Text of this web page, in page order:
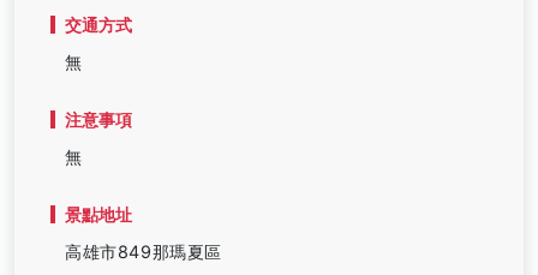
交通方式
無
注意事項
無
景點地址
高雄市849那瑪夏區